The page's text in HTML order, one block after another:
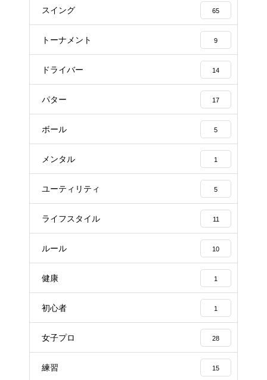
スイング 65
トーナメント 9
ドライバー 14
パター 17
ボール 5
メンタル 1
ユーティリティ 5
ライフスタイル 11
ルール 10
健康 1
初心者 1
女子プロ 28
練習 15